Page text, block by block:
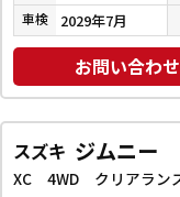
車検 2029年7月
お問い合わせ
スズキ ジムニー